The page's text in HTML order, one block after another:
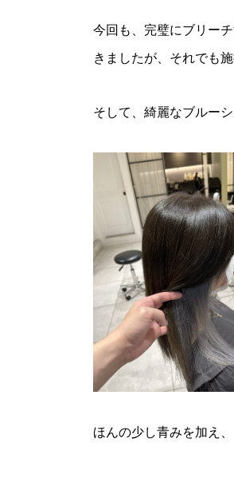
今回も、完璧にブリー
きましたが、それでも
そして、綺麗なブルー
ほんの少し青みを加え